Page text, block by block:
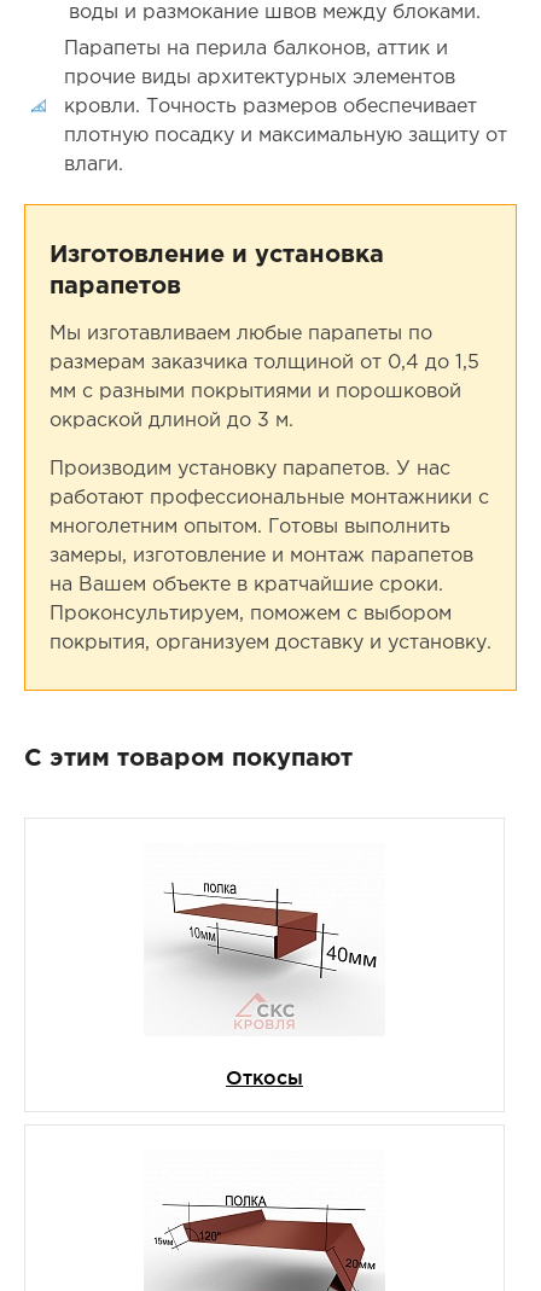
воды и размокание швов между блоками.
Парапеты на перила балконов, аттик и
прочие виды архитектурных элементов
кровли. Точность размеров обеспечивает
плотную посадку и максимальную защиту от
влаги.
Изготовление и установка
парапетов
Мы изготавливаем любые парапеты по
размерам заказчика толщиной от 0,4 до 1,5
мм с разными покрытиями и порошковой
окраской длиной до 3 м.
Производим установку парапетов. У нас
работают профессиональные монтажники с
многолетним опытом. Готовы выполнить
замеры, изготовление и монтаж парапетов
на Вашем объекте в кратчайшие сроки.
Проконсультируем, поможем с выбором
покрытия, организуем доставку и установку.
С этим товаром покупают
Откосы